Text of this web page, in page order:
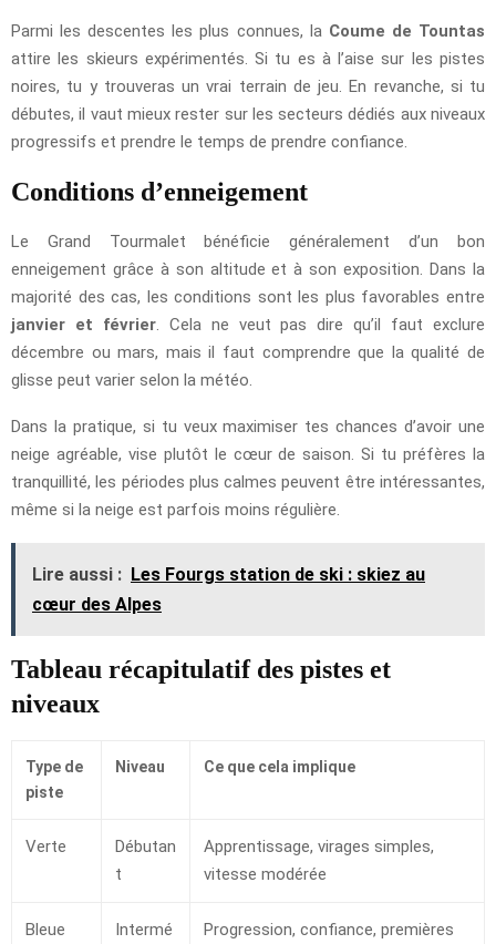
Parmi les descentes les plus connues, la Coume de Tountas
attire les skieurs expérimentés. Si tu es à l’aise sur les pistes
noires, tu y trouveras un vrai terrain de jeu. En revanche, si tu
débutes, il vaut mieux rester sur les secteurs dédiés aux niveaux
progressifs et prendre le temps de prendre confiance.
Conditions d’enneigement
Le Grand Tourmalet bénéficie généralement d’un bon
enneigement grâce à son altitude et à son exposition. Dans la
majorité des cas, les conditions sont les plus favorables entre
janvier et février. Cela ne veut pas dire qu’il faut exclure
décembre ou mars, mais il faut comprendre que la qualité de
glisse peut varier selon la météo.
Dans la pratique, si tu veux maximiser tes chances d’avoir une
neige agréable, vise plutôt le cœur de saison. Si tu préfères la
tranquillité, les périodes plus calmes peuvent être intéressantes,
même si la neige est parfois moins régulière.
Lire aussi : Les Fourgs station de ski : skiez au
cœur des Alpes
Tableau récapitulatif des pistes et
niveaux
Type de
piste
Niveau Ce que cela implique
Verte
Débutan
t
Apprentissage, virages simples,
vitesse modérée
Bleue Intermé Progression, confiance, premières